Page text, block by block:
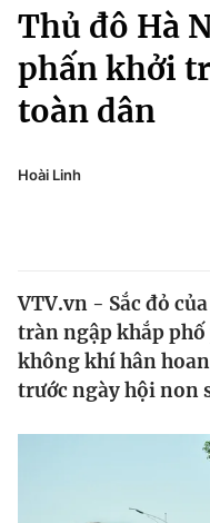
Chuyên mục
Chính trị
Thế giới
Tin tức
Thế giới đó đây
Kinh tế
Pháp luật
Kinh tế
Thể thao
Truyền hình
Thủ đô Hà
phấn khởi
toàn dân
Hoài Linh
VTV.vn - Sắc đỏ
tràn ngập khắp
không khí hân
trước ngày hội non